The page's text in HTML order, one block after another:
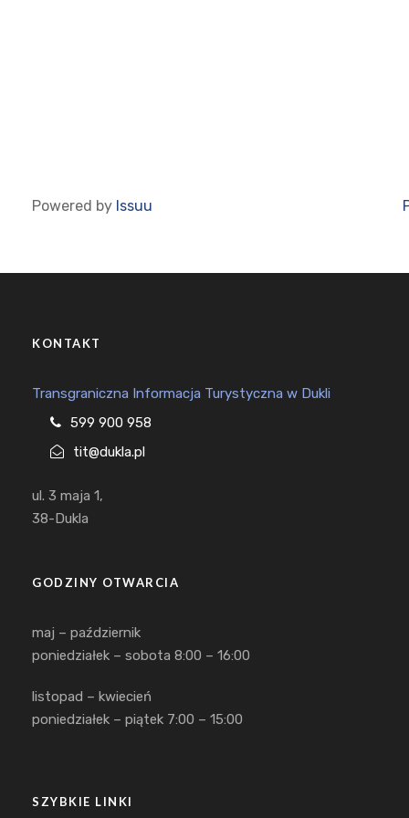
Powered by Issuu
KONTAKT
Transgraniczna Informacja Turystyczna w Dukli
599 900 958
tit@dukla.pl
ul. 3 maja 1,
38-Dukla
GODZINY OTWARCIA
maj – październik
poniedziałek – sobota 8:00 – 16:00
listopad – kwiecień
poniedziałek – piątek 7:00 – 15:00
SZYBKIE LINKI